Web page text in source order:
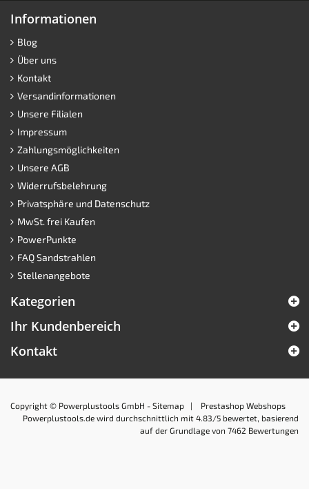
Informationen
Blog
Über uns
Kontakt
Versandinformationen
Unsere Filialen
Impressum
Zahlungsmöglichkeiten
Unsere AGB
Widerrufsbelehrung
Privatsphäre und Datenschutz
MwSt. frei Kaufen
PowerPunkte
FAQ Sandstrahlen
Stellenangebote
Kategorien
Ihr Kundenbereich
Kontakt
Copyright © Powerplustools GmbH - Sitemap | Prestashop Webshops
Powerplustools.de wird durchschnittlich mit 4.83 /5 bewertet, basierend
auf der Grundlage von 7462 Bewertungen